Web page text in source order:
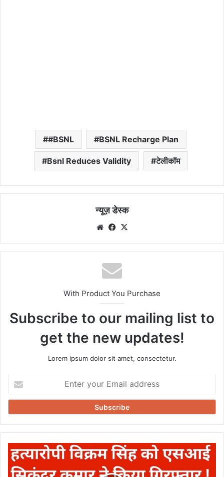
#BSNL BSNL Recharge Plan
Bsnl Reduces Validity टेलीकॉम
न्यूज़ डेस्क
WebsiteFacebook
With Product You Purchase
Subscribe to our mailing list to
get the new updates!
Lorem ipsum dolor sit amet, consectetur.
your
Email
Murderer
arrested